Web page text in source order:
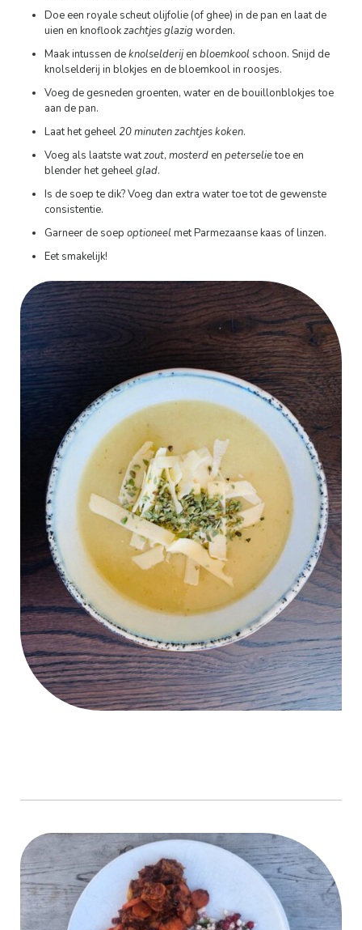
Doe een royale scheut olijfolie (of ghee) in de pan en laat de
uien en knoflookzachtjes glazig worden.
Maak intussen deknolselderij en bloemkool schoon. Snijd de
knolselderij in blokjes en de bloemkool in roosjes.
Voeg de gesneden groenten, water en de bouillonblokjes toe
aan de pan.
Laat het geheel20 minuten zachtjes koken.
Voeg als laatste watzout, mosterd en peterselietoe en
blender het geheelglad.
Is de soep te dik? Voeg dan extra water toe tot de gewenste
consistentie.
Garneer de soep optioneelmet Parmezaanse kaas of linzen.
Eet smakelijk!